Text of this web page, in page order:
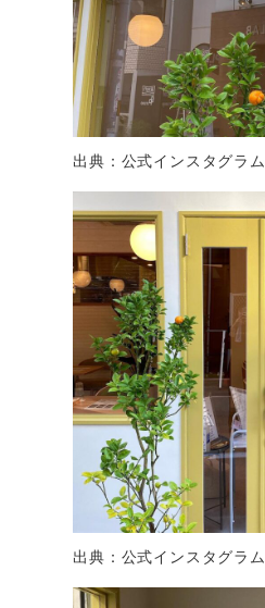
出典：公式インスタグラム
出典：公式インスタグラム